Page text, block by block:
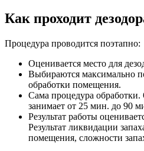
Как проходит
Процедура проводится поэтапно:
Оценивается место для
Выбираются максимально
обработки помещения.
Сама процедура
занимает от 25 мин. до 90
Результат работы
Результат ликвидации
помещения, сложности